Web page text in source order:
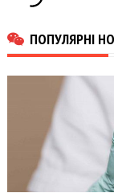
ПОПУЛЯРНІ